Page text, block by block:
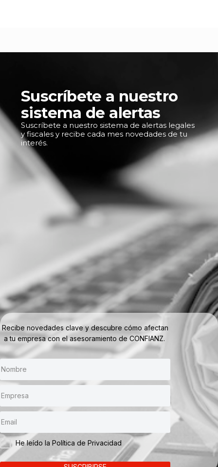
Suscríbete a nuestro
sistema de alertas
Suscríbete a nuestro sistema de alertas legales
y fiscales y recibe cada mes novedades de tu
interés.
Recibe novedades clave y descubre cómo afectan
a tu empresa con el asesoramiento de CONFIANZ.
He leído la Política de Privacidad